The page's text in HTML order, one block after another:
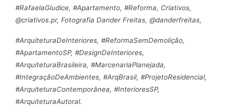
#RafaelaGiudice, #Apartamento, #Reforma, Criativos,
@criativos.pr, Fotografia Dander Freitas, @danderfreitas,
#ArquiteturaDeInteriores, #ReformaSemDemolição,
#ApartamentoSP, #DesignDeInteriores,
#ArquiteturaBrasileira, #MarcenariaPlanejada,
#IntegraçãoDeAmbientes, #ArqBrasil, #ProjetoResidencial,
#ArquiteturaContemporânea, #InterioresSP,
#ArquiteturaAutoral.